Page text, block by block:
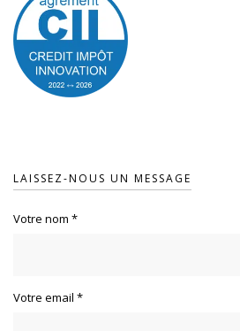
LAISSEZ-NOUS UN MESSAGE
Votre nom *
Votre email *